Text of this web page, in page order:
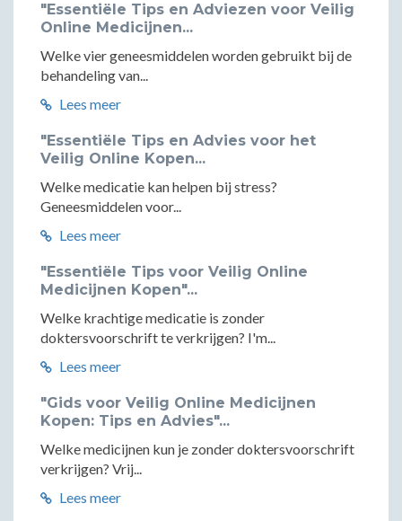
"Essentiële Tips en Adviezen voor Veilig
Online Medicijnen...
Welke vier geneesmiddelen worden gebruikt bij de
behandeling van...
Lees meer
"Essentiële Tips en Advies voor het
Veilig Online Kopen...
Welke medicatie kan helpen bij stress?
Geneesmiddelen voor...
Lees meer
"Essentiële Tips voor Veilig Online
Medicijnen Kopen"...
Welke krachtige medicatie is zonder
doktersvoorschrift te verkrijgen? I'm...
Lees meer
"Gids voor Veilig Online Medicijnen
Kopen: Tips en Advies"...
Welke medicijnen kun je zonder doktersvoorschrift
verkrijgen? Vrij...
Lees meer